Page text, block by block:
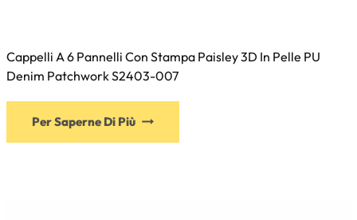
Cappelli A 6 Pannelli Con Stampa Paisley 3D In Pelle PU
Denim Patchwork S2403-007
Per Saperne Di Più